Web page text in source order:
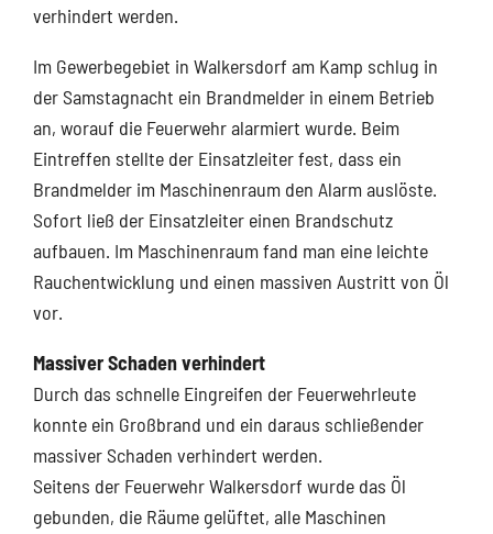
verhindert werden.
Im Gewerbegebiet in Walkersdorf am Kamp schlug in
der Samstagnacht ein Brandmelder in einem Betrieb
an, worauf die Feuerwehr alarmiert wurde. Beim
Eintreffen stellte der Einsatzleiter fest, dass ein
Brandmelder im Maschinenraum den Alarm auslöste.
Sofort ließ der Einsatzleiter einen Brandschutz
aufbauen. Im Maschinenraum fand man eine leichte
Rauchentwicklung und einen massiven Austritt von Öl
vor.
Massiver Schaden verhindert
Durch das schnelle Eingreifen der Feuerwehrleute
konnte ein Großbrand und ein daraus schließender
massiver Schaden verhindert werden.
Seitens der Feuerwehr Walkersdorf wurde das Öl
gebunden, die Räume gelüftet, alle Maschinen